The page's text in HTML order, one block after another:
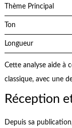
Thème Principal
Ton
Longueur
Cette analyse aide à
classique, avec une
Réception
Depuis sa